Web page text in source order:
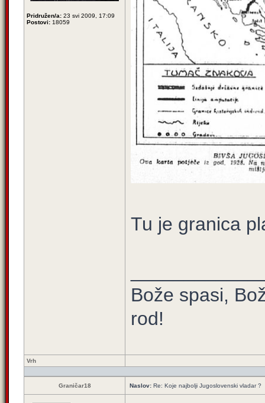
Pridružen/a: 23 svi 2009, 17:09
Postovi: 18059
Tu je granica
Bože spasi,
rod!
Vrh
Graničar18 Naslov: Re: Koje najbolji Jugoslovenski vladar ?